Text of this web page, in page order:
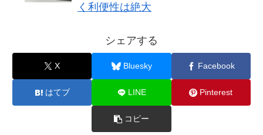
く利便性は絶大
シェアする
X Bluesky Facebook
はてブ LINE Pinterest
コピー